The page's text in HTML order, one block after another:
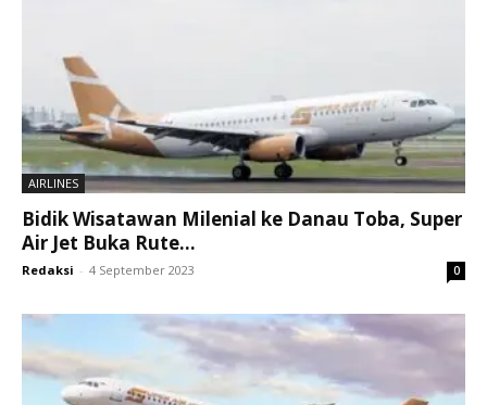
AIRLINES
Bidik Wisatawan Milenial ke Danau Toba, Super
Air Jet Buka Rute...
Redaksi - 4 September 2023 0